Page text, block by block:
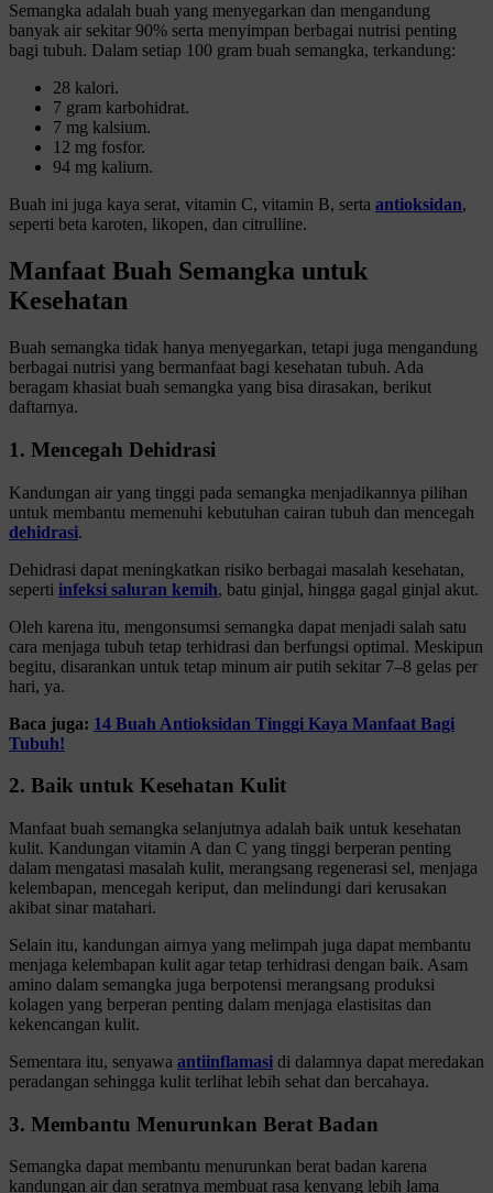
Semangka adalah buah yang menyegarkan dan mengandung
banyak air sekitar 90% serta menyimpan berbagai nutrisi penting
bagi tubuh. Dalam setiap 100 gram buah semangka, terkandung:
28 kalori.
7 gram karbohidrat.
7 mg kalsium.
12 mg fosfor.
94 mg kalium.
Buah ini juga kaya serat, vitamin C, vitamin B, serta antioksidan,
seperti beta karoten, likopen, dan citrulline.
Manfaat Buah Semangka untuk
Kesehatan
Buah semangka tidak hanya menyegarkan, tetapi juga mengandung
berbagai nutrisi yang bermanfaat bagi kesehatan tubuh. Ada
beragam khasiat buah semangka yang bisa dirasakan, berikut
daftarnya.
1. Mencegah Dehidrasi
Kandungan air yang tinggi pada semangka menjadikannya pilihan
untuk membantu memenuhi kebutuhan cairan tubuh dan mencegah
dehidrasi.
Dehidrasi dapat meningkatkan risiko berbagai masalah kesehatan,
seperti infeksi saluran kemih, batu ginjal, hingga gagal ginjal akut.
Oleh karena itu, mengonsumsi semangka dapat menjadi salah satu
cara menjaga tubuh tetap terhidrasi dan berfungsi optimal. Meskipun
begitu, disarankan untuk tetap minum air putih sekitar 7–8 gelas per
hari, ya.
Baca juga: 14 Buah Antioksidan Tinggi Kaya Manfaat Bagi
Tubuh!
2. Baik untuk Kesehatan Kulit
Manfaat buah semangka selanjutnya adalah baik untuk kesehatan
kulit. Kandungan vitamin A dan C yang tinggi berperan penting
dalam mengatasi masalah kulit, merangsang regenerasi sel, menjaga
kelembapan, mencegah keriput, dan melindungi dari kerusakan
akibat sinar matahari.
Selain itu, kandungan airnya yang melimpah juga dapat membantu
menjaga kelembapan kulit agar tetap terhidrasi dengan baik. Asam
amino dalam semangka juga berpotensi merangsang produksi
kolagen yang berperan penting dalam menjaga elastisitas dan
kekencangan kulit.
Sementara itu, senyawa antiinflamasi di dalamnya dapat meredakan
peradangan sehingga kulit terlihat lebih sehat dan bercahaya.
3. Membantu Menurunkan Berat Badan
Semangka dapat membantu menurunkan berat badan karena
kandungan air dan seratnya membuat rasa kenyang lebih lama